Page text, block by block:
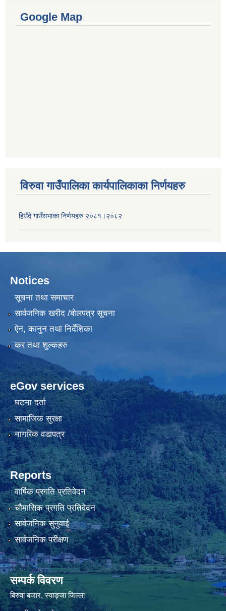
Google Map
विरुवा गाउँपालिका कार्यपालिकाका निर्णयहरु
हिउँदे गाउँसभाका निर्णयहरु २०८१।२०८२
Notices
सूचना तथा समाचार
सार्वजनिक खरीद /बोलपत्र सूचना
ऐन, कानुन तथा निर्देशिका
कर तथा शुल्कहरु
eGov services
घटना दर्ता
सामाजिक सुरक्षा
नागरिक वडापत्र
Reports
वार्षिक प्रगति प्रतिवेदन
चौमासिक प्रगति प्रतिवेदन
सार्वजनिक सुनुवाई
सार्वजनिक परीक्षण
सम्पर्क विवरण
बिरुवा बजार, स्याङ्जा जिल्ला